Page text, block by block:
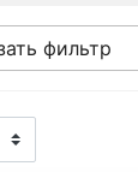
фильтр